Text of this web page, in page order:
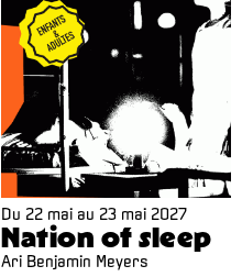
Du 22 mai au 23 mai 2027
Nation of sleep
Ari Benjamin Meyers